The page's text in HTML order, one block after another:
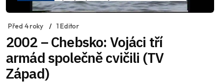
Před 4 roky 1 Editor
2002 – Chebsko: Vojáci tří
armád společně cvičili (TV
Západ)